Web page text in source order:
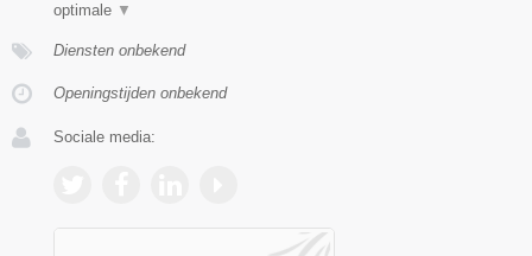
optimale ▼
Diensten onbekend
Openingstijden onbekend
Sociale media: